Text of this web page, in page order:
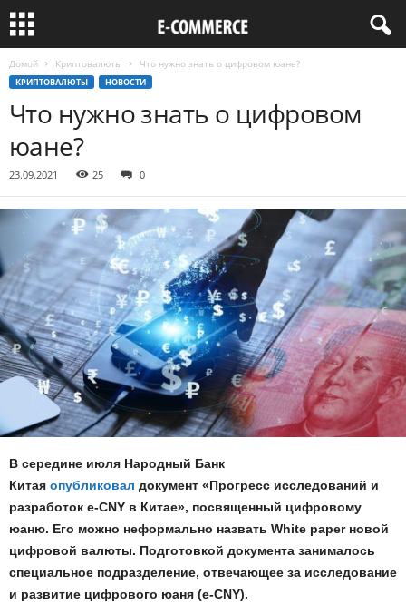
Домой Криптовалюты Что нужно знать о цифровом юане?
КРИПТОВАЛЮТЫ НОВОСТИ
Что нужно знать о цифровом
юане?
23.09.2021 25 0
В середине июля Народный Банк
Китая опубликовал документ «Прогресс исследований и
разработок e-CNY в Китае», посвященный цифровому
юаню. Его можно неформально назвать White paper новой
цифровой валюты. Подготовкой документа занималось
специальное подразделение, отвечающее за исследование
и развитие цифрового юаня (e-CNY).